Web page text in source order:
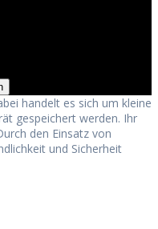
handelt es sich um kleine
gespeichert werden. Ihr
den Einsatz von
und Sicherheit